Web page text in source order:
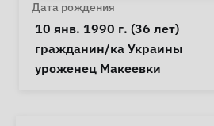
Личная
Дата рождения
10 янв. 1990 г. (36 лет)
Особые обстоятельства
гражданин/ка Украины
Примечания
уроженец Макеевки